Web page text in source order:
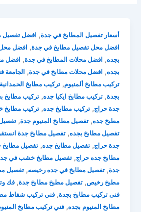
أسعار تفصيل المطابخ في جدة, افضل تفصيل
افضل محل تفصيل مطابخ في جدة, افضل
بجده, افضل محلات المطابخ في جدة, افضل
بجده, افضل محلات مطابخ في جدة, الجامعة
تركيب مطابخ ألمنيوم,تركيب مطابخ الحمدانية
بجدة,تركيب مطابخ ايكيا جده,تركيب مطابخ
جدة حراج,تركيب مطابخ جده,تركيب
مطبخ جده,تفصيل مطابخ المنيوم جدة,
تفصيل مطابخ بجده,تفصيل مطابخ جدة
جدة حراج,تفصيل مطابخ جده,تفصيل مطابخ
مطابخ جده حراج,تفصيل مطابخ خشب في
جدة,تفصيل مطابخ في جده رخيصه,تفصيل
مطبخ رخيص,تفصيل مطبخ مطابخ جدة,فك
فنى تركيب مطابخ بجدة,فني تركيب شفاط
مطابخ المنيوم بجده,فني تركيب مطابخ